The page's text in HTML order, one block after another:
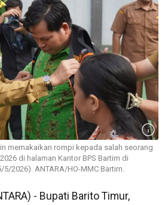
memakaikan rompi kepada salah seorang
di halaman Kantor BPS Bartim di
5/2026). ANTARA/HO-MMC Bartim.
- Bupati Barito Timur,